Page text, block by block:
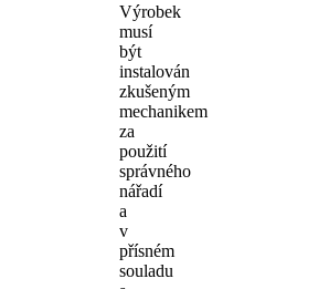
Výrobek
musí
být
instalován
zkušeným
mechanikem
za
použití
správného
nářadí
a
v
přísném
souladu